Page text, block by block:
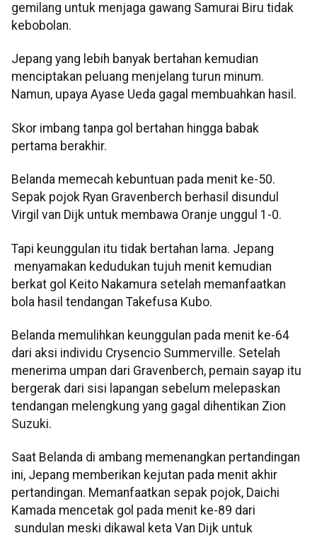
gemilang untuk menjaga gawang Samurai Biru tidak
kebobolan.
Jepang yang lebih banyak bertahan kemudian
menciptakan peluang menjelang turun minum.
Namun, upaya Ayase Ueda gagal membuahkan hasil.
Skor imbang tanpa gol bertahan hingga babak
pertama berakhir.
Belanda memecah kebuntuan pada menit ke-50.
Sepak pojok Ryan Gravenberch berhasil disundul
Virgil van Dijk untuk membawa Oranje unggul 1-0.
Tapi keunggulan itu tidak bertahan lama. Jepang
menyamakan kedudukan tujuh menit kemudian
berkat gol Keito Nakamura setelah memanfaatkan
bola hasil tendangan Takefusa Kubo.
Belanda memulihkan keunggulan pada menit ke-64
dari aksi individu Crysencio Summerville. Setelah
menerima umpan dari Gravenberch, pemain sayap itu
bergerak dari sisi lapangan sebelum melepaskan
tendangan melengkung yang gagal dihentikan Zion
Suzuki.
Saat Belanda di ambang memenangkan pertandingan
ini, Jepang memberikan kejutan pada menit akhir
pertandingan. Memanfaatkan sepak pojok, Daichi
Kamada mencetak gol pada menit ke-89 dari
sundulan meski dikawal keta Van Dijk untuk